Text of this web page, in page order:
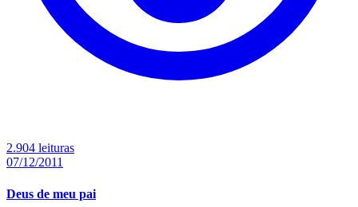
2.904 leituras
07/12/2011
Deus de meu pai